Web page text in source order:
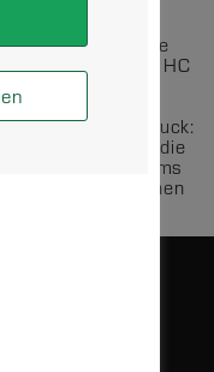
muss sich unsere
Oranienburger HC
beiden
über die
Ausdruck:
beiden Seiten, die
der Teams
Spiel ausgeglichen